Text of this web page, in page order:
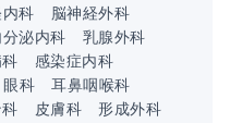
科
脳神経外科
泌内科
乳腺外科
感染症内科
眼科
耳鼻咽喉科
皮膚科
形成外科